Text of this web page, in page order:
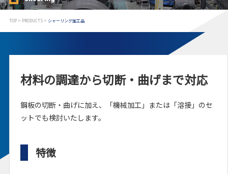
TOP> PRODUCTS> シャーリング加工品
材料の調達から切断・曲げまで対応
鋼板の切断・曲げに加え、「機械加工」または「溶接」のセ
ットでも検討いたします。
特徴